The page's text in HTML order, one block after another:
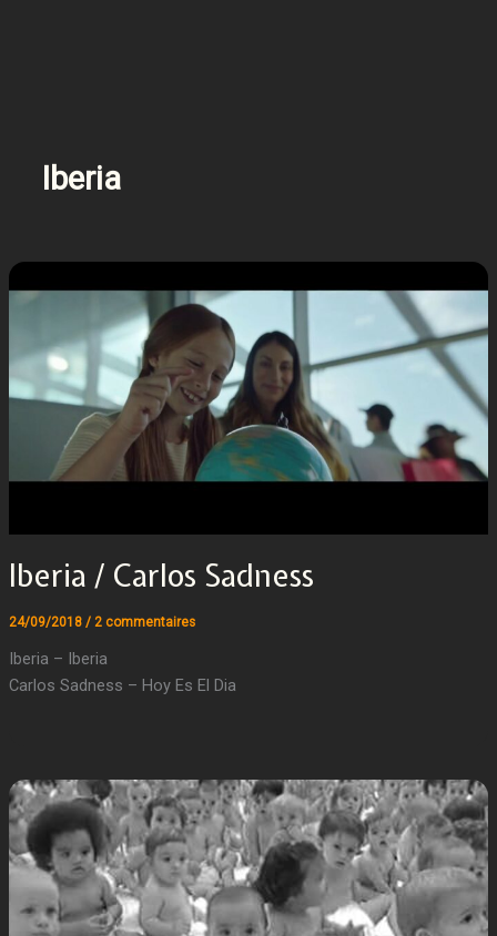
Iberia
Iberia / Carlos Sadness
24/09/2018 / 2 commentaires
Iberia – Iberia
Carlos Sadness – Hoy Es El Dia